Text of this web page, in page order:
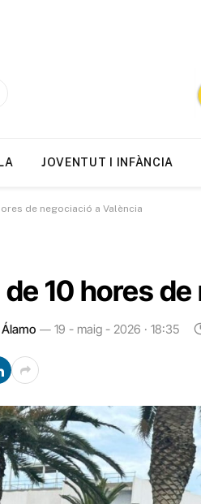
JOVENTUT I INFÀNCIA
de negociació a València
10 hores
19 - maig - 2026 · 18:35